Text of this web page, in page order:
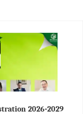
2026-2029